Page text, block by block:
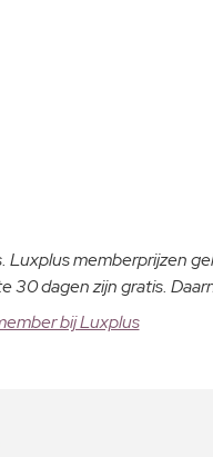
memberprijzen
dagen zijn gratis.
bij Luxplus